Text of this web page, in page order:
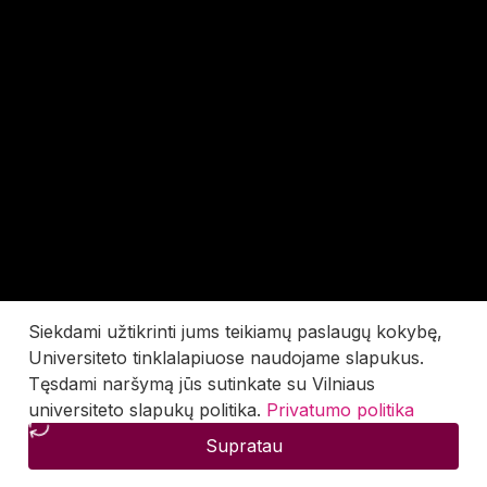
Siekdami užtikrinti jums teikiamų paslaugų kokybę,
Universiteto tinklalapiuose naudojame slapukus.
Tęsdami naršymą jūs sutinkate su Vilniaus
universiteto slapukų politika. Privatumo politika
Supratau